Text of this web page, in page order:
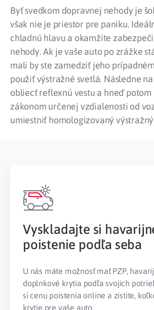
Byť svedkom dopravnej nehody je
však nie je priestor pre paniku.
chladnú hlavu a okamžite
nehody. Ak je vaše auto po zrážke
mali by ste zamedziť jeho
použiť výstražné svetlá. Následne
obliecť reflexnú vestu a hneď potom
zákonom určenej vzdialenosti od
umiestniť homologizovaný
Vyskladajte si
poistenie podľa seba
U nás máte možnosť mať PZP,
doplnkové krytia podľa svojich
si cenu poistenia online a zistite,
krytie pre vaše auto.